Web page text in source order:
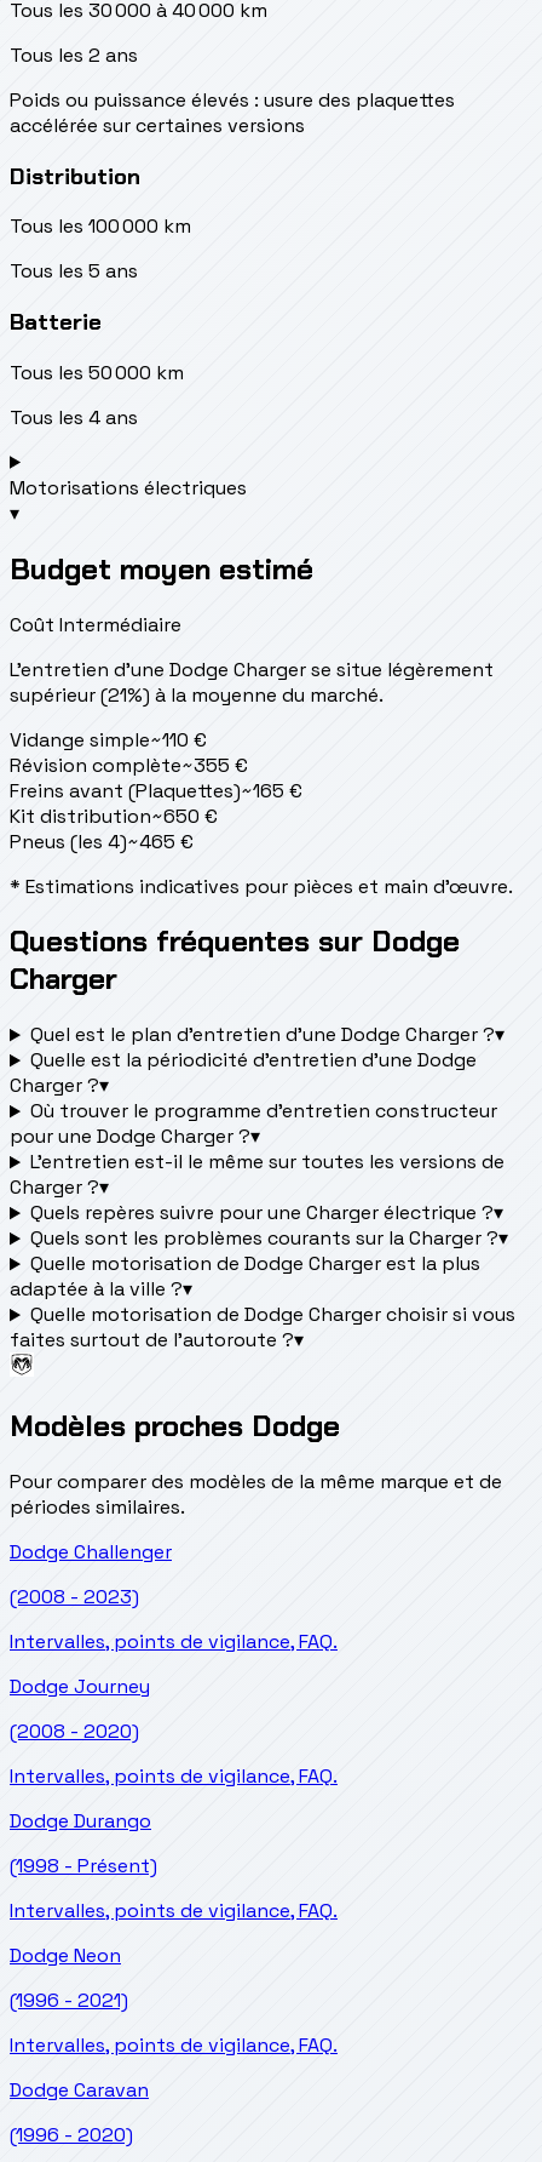
Tous les 30 000 à 40 000 km
Tous les 2 ans
Poids ou puissance élevés : usure des plaquettes
accélérée sur certaines versions
Distribution
Tous les 100 000 km
Tous les 5 ans
Batterie
Tous les 50 000 km
Tous les 4 ans
Motorisations électriques
▾
Budget moyen estimé
Coût Intermédiaire
L'entretien d'une Dodge Charger se situe légèrement
supérieur (21%) à la moyenne du marché.
Vidange simple~110 €
Révision complète~355 €
Freins avant (Plaquettes)~165 €
Kit distribution~650 €
Pneus (les 4)~465 €
* Estimations indicatives pour pièces et main d'œuvre.
Questions fréquentes sur Dodge
Charger
Quel est le plan d’entretien d’une Dodge Charger ?▾
Quelle est la périodicité d’entretien d’une Dodge
Charger ?▾
Où trouver le programme d’entretien constructeur
pour une Dodge Charger ?▾
L'entretien est-il le même sur toutes les versions de
Charger ?▾
Quels repères suivre pour une Charger électrique ?▾
Quels sont les problèmes courants sur la Charger ?▾
Quelle motorisation de Dodge Charger est la plus
adaptée à la ville ?▾
Quelle motorisation de Dodge Charger choisir si vous
faites surtout de l'autoroute ?▾
Modèles proches Dodge
Pour comparer des modèles de la même marque et de
périodes similaires.
Dodge Challenger
(2008 - 2023)
Intervalles, points de vigilance, FAQ.
Dodge Journey
(2008 - 2020)
Intervalles, points de vigilance, FAQ.
Dodge Durango
(1998 - Présent)
Intervalles, points de vigilance, FAQ.
Dodge Neon
(1996 - 2021)
Intervalles, points de vigilance, FAQ.
Dodge Caravan
(1996 - 2020)